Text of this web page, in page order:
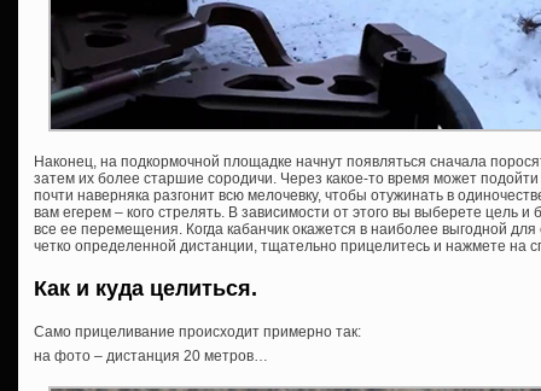
Наконец, на подкормочной площадке начнут появляться сначала
затем их более старшие сородичи. Через какое-то время может
почти наверняка разгонит всю мелочевку, чтобы отужинать в
вам егерем – кого стрелять. В зависимости от этого вы выберете цель
все ее перемещения. Когда кабанчик окажется в наиболее выгодной
четко определенной дистанции, тщательно прицелитесь и нажмете на
Как и куда целиться.
Само прицеливание происходит примерно так:
на фото – дистанция 20 метров…